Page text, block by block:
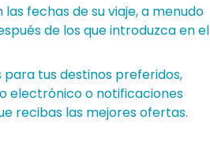
fechas de su viaje, a menudo
de los que introduzca en el
tus destinos preferidos,
electrónico o notificaciones
recibas las mejores ofertas.